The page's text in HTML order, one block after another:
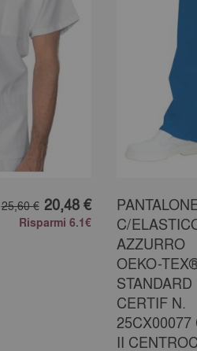
25,60 € 20,48 €
Risparmi 6.1€
C/
AZZURRO
OEKO-
STANDARD
CERTIF N.
25CX00077
II